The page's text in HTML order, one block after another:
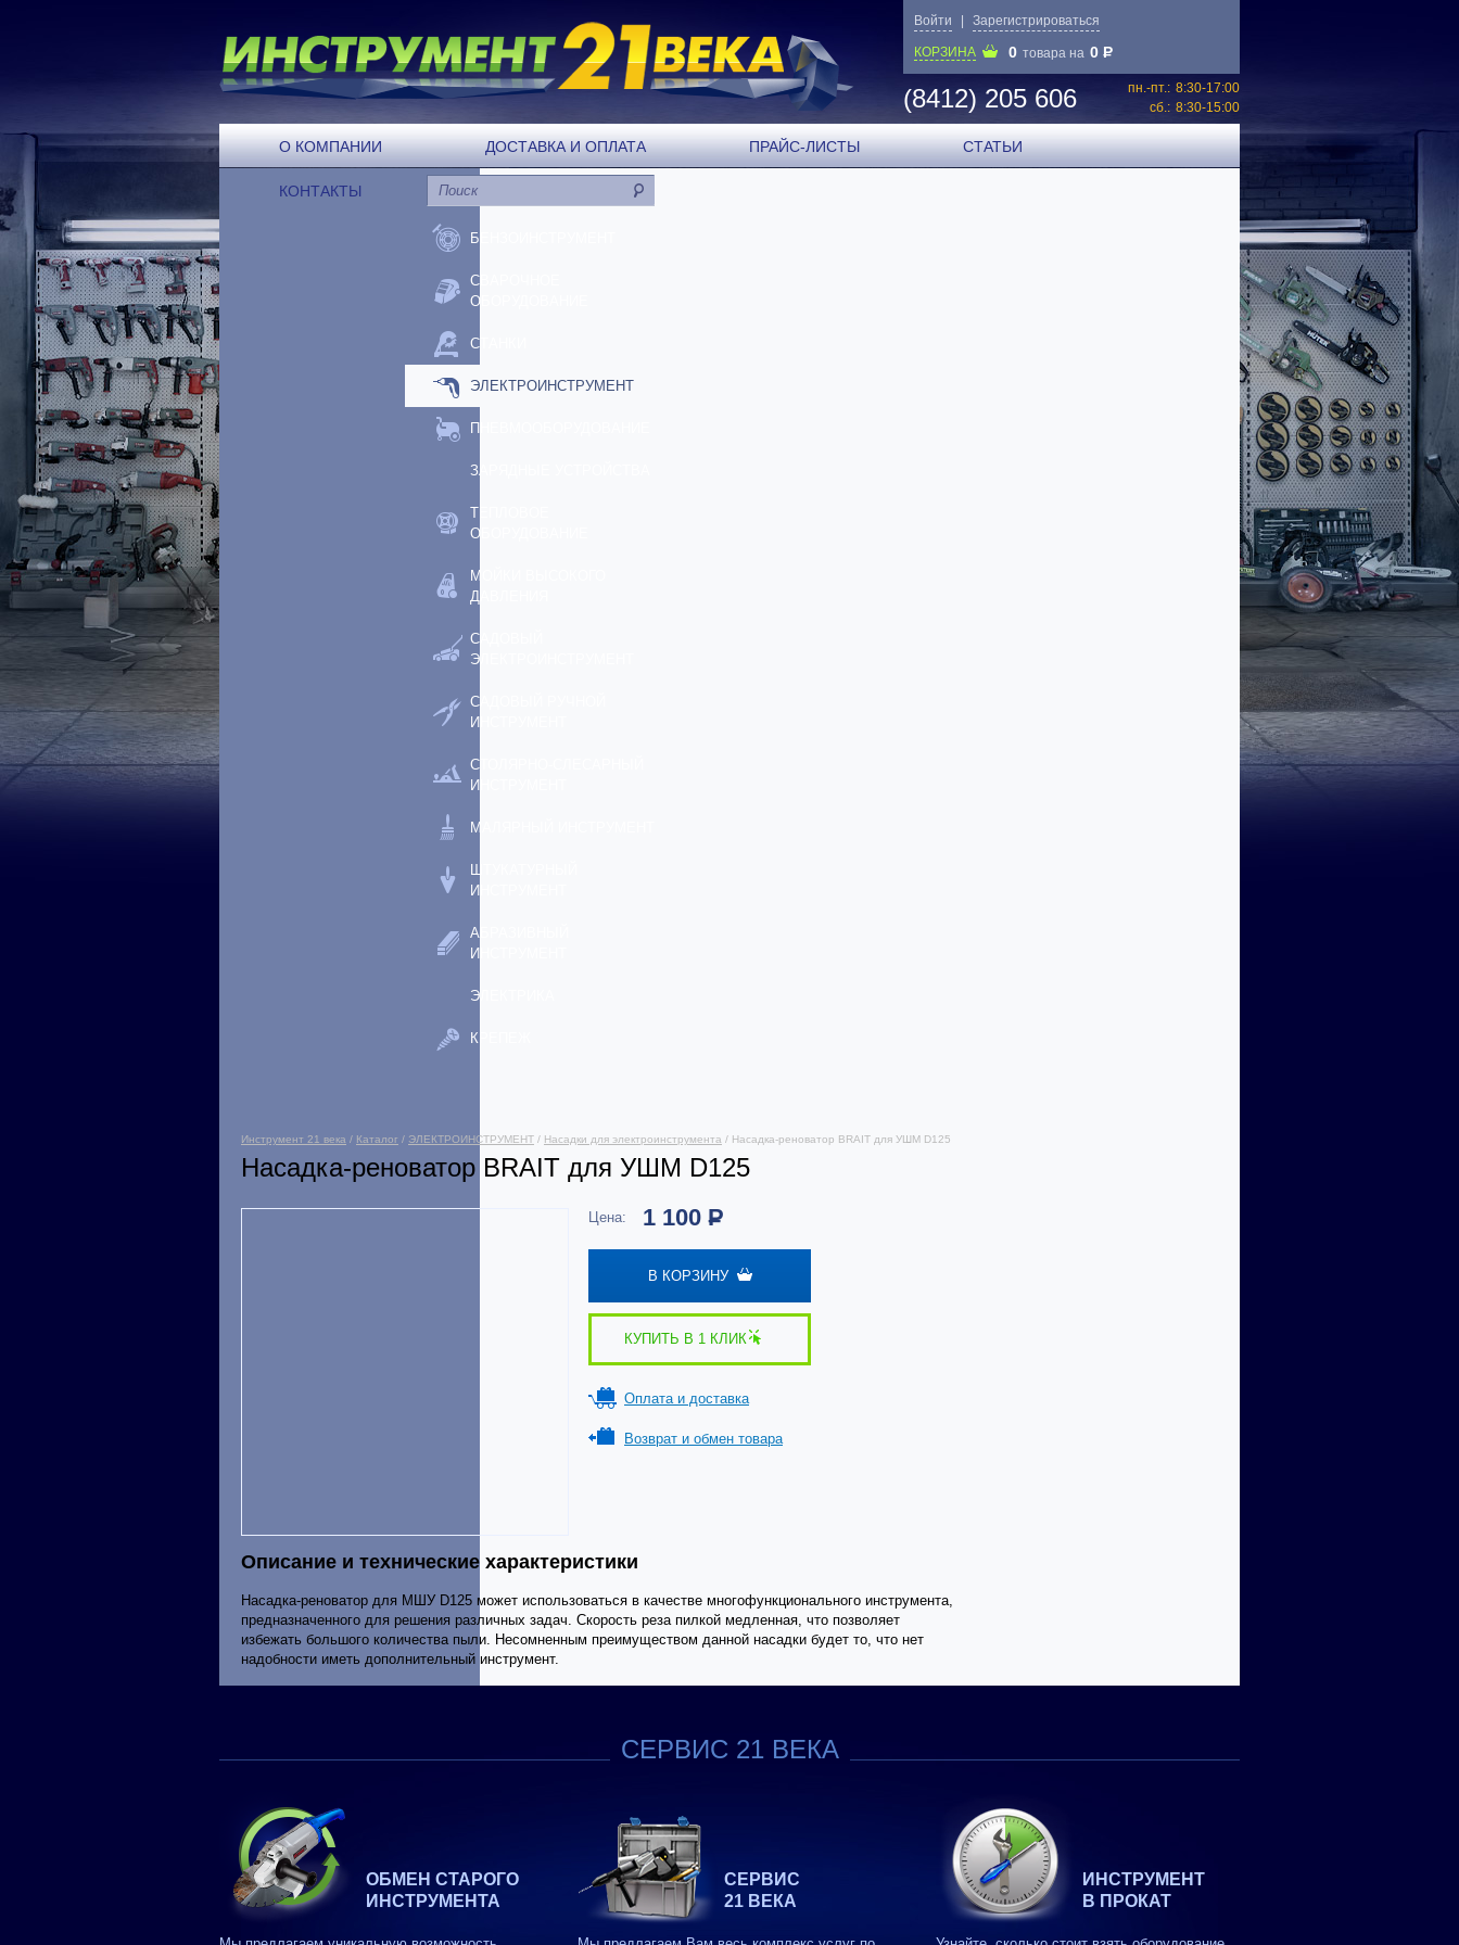
Войти Зарегистрироваться
КОРЗИНА 0 товара на 0 P
(8412) 205 606 пн.-пт.: 8:30-17:00
сб.: 8:30-15:00
О КОМПАНИИ ДОСТАВКА И ОПЛАТА ПРАЙС-ЛИСТЫ СТАТЬИ
КОНТАКТЫ
БЕНЗОИНСТРУМЕНТ
СВАРОЧНОЕ
ОБОРУДОВАНИЕ
СТАНКИ
ЭЛЕКТРОИНСТРУМЕНТ
ПНЕВМООБОРУДОВАНИЕ
ЗАРЯДНЫЕ УСТРОЙСТВА
ТЕПЛОВОЕ
ОБОРУДОВАНИЕ
МОЙКИ ВЫСОКОГО
ДАВЛЕНИЯ
САДОВЫЙ
ЭЛЕКТРОИНСТРУМЕНТ
САДОВЫЙ РУЧНОЙ
ИНСТРУМЕНТ
СТОЛЯРНО-СЛЕСАРНЫЙ
ИНСТРУМЕНТ
МАЛЯРНЫЙ ИНСТРУМЕНТ
ШТУКАТУРНЫЙ
ИНСТРУМЕНТ
АБРАЗИВНЫЙ
ИНСТРУМЕНТ
ЭЛЕКТРИКА
КРЕПЕЖ
Инструмент 21 века / Каталог / ЭЛЕКТРОИНСТРУМЕНТ / Насадки для электроинструмента / Насадка-реноватор BRAIT для УШМ D125
Насадка-реноватор BRAIT для УШМ D125
Цена: 1 100 Р
В КОРЗИНУ
КУПИТЬ В 1 КЛИК
Оплата и доставка
Возврат и обмен товара
Описание и технические характеристики
Насадка-реноватор для МШУ D125 может использоваться в качестве многофункционального инструмента,
предназначенного для решения различных задач. Скорость реза пилкой медленная, что позволяет
избежать большого количества пыли. Несомненным преимуществом данной насадки будет то, что нет
надобности иметь дополнительный инструмент.
СЕРВИС 21 ВЕКА
ОБМЕН СТАРОГО
ИНСТРУМЕНТА
СЕРВИС
21 ВЕКА
ИНСТРУМЕНТ
В ПРОКАТ